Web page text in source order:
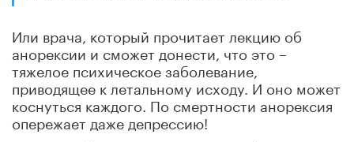
Или врача, который прочитает лекцию об
анорексии и сможет донести, что это –
тяжелое психическое заболевание,
приводящее к летальному исходу. И оно может
коснуться каждого. По смертности анорексия
опережает даже депрессию!